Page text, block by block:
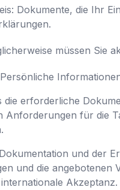
Dokumente, die Ihr
müssen Sie
die erforderliche
Anforderungen für die
und der
und die